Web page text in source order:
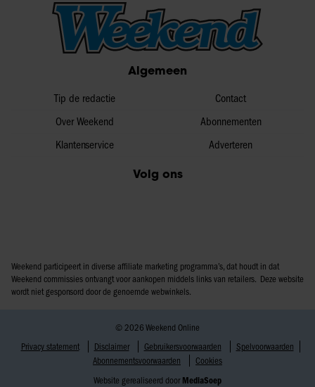
Algemeen
Tip de redactie
Over Weekend
Klantenservice
Contact
Abonnementen
Adverteren
Volg ons
Weekend participeert in diverse affiliate marketing programma’s, dat houdt in dat
Weekend commissies ontvangt voor aankopen middels links van retailers. Deze website
wordt niet gesponsord door de genoemde webwinkels.
© 2026 Weekend Online
Privacy statement
Disclaimer Gebruikersvoorwaarden
Spelvoorwaarden
Abonnementsvoorwaarden
Cookies
Website gerealiseerd door MediaSoep